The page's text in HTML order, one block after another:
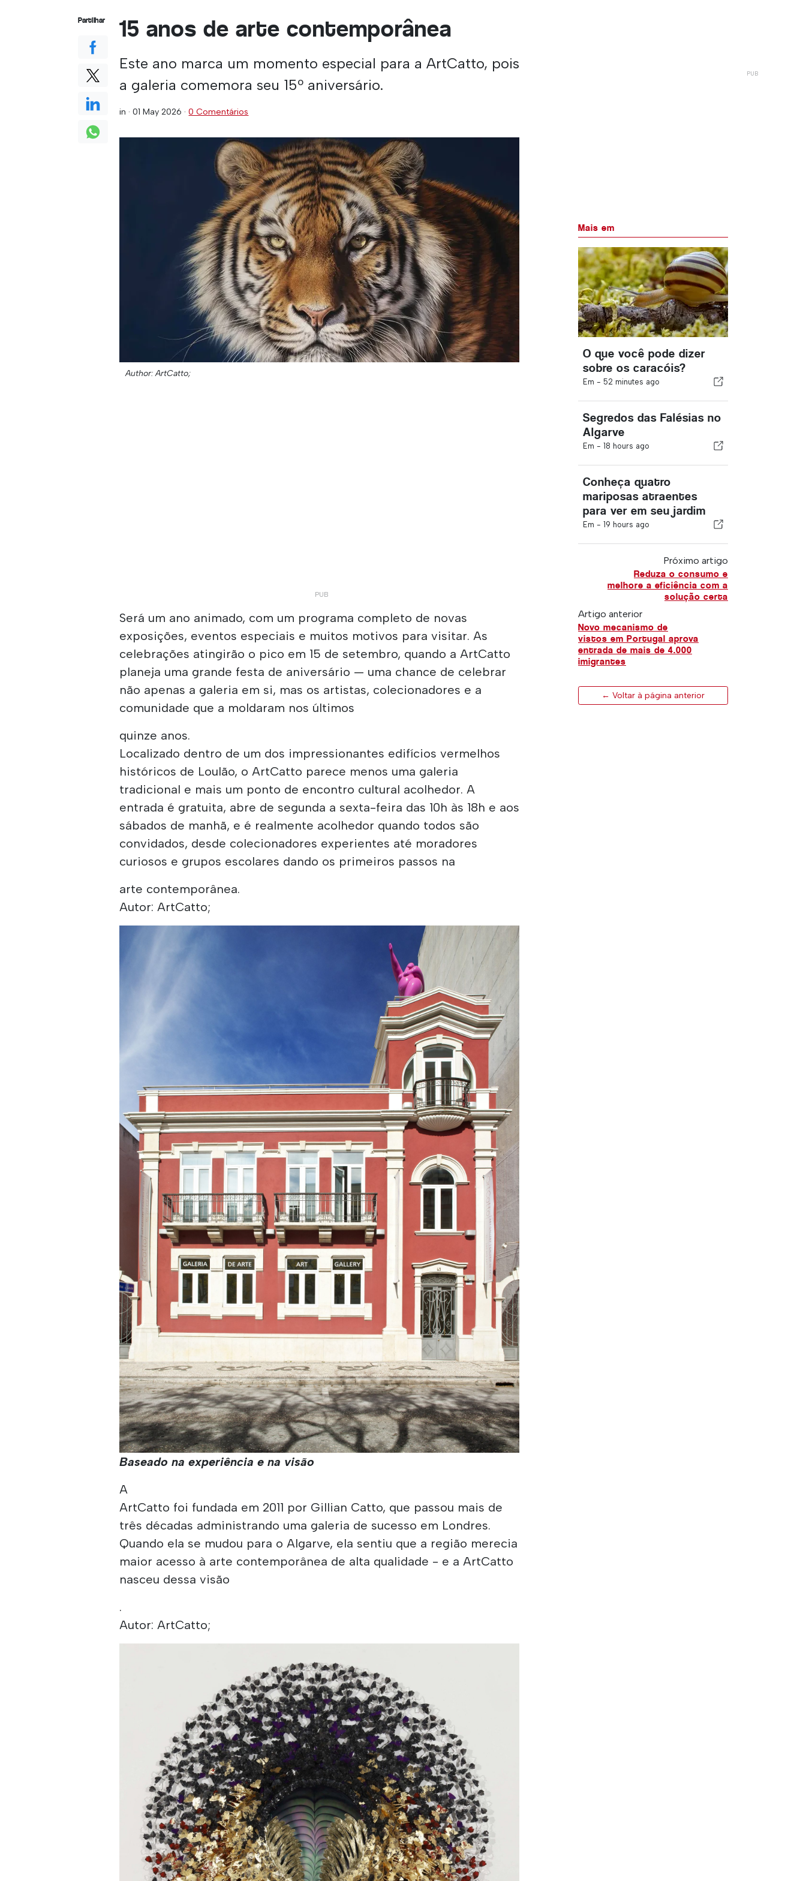
15 anos de arte contemporânea
Este ano marca um momento especial para a ArtCatto, pois
a galeria comemora seu 15º aniversário.
in ·01 May 2026 ·0 Comentários
Author: ArtCatto;
Será um ano animado, com um programa completo de novas
exposições, eventos especiais e muitos motivos para visitar. As
celebrações atingirão o pico em 15 de setembro, quando a ArtCatto
planeja uma grande festa de aniversário — uma chance de celebrar
não apenas a galeria em si, mas os artistas, colecionadores e a
comunidade que a moldaram nos últimos
quinze anos.
Localizado dentro de um dos impressionantes edifícios vermelhos
históricos de Loulão, o ArtCatto parece menos uma galeria
tradicional e mais um ponto de encontro cultural acolhedor. A
entrada é gratuita, abre de segunda a sexta-feira das 10h às 18h e aos
sábados de manhã, e é realmente acolhedor quando todos são
convidados, desde colecionadores experientes até moradores
curiosos e grupos escolares dando os primeiros passos na
arte contemporânea.
Autor: ArtCatto;
Baseado na experiência e na visão
A
ArtCatto foi fundada em 2011 por Gillian Catto, que passou mais de
três décadas administrando uma galeria de sucesso em Londres.
Quando ela se mudou para o Algarve, ela sentiu que a região merecia
maior acesso à arte contemporânea de alta qualidade - e a ArtCatto
nasceu dessa visão
.
Autor: ArtCatto;
Partilhar
Mais em
O que você pode dizer
sobre os caracóis?
Em - 52 minutes ago
Segredos das Falésias no
Algarve
Em - 18 hours ago
Conheça quatro
mariposas atraentes
para ver em seu jardim
Em - 19 hours ago
Próximo artigo
Reduza o consumo e
melhore a eficiência com a
solução certa
Artigo anterior
Novo mecanismo de
vistos em Portugal aprova
entrada de mais de 4.000
imigrantes
← Voltar à página anterior